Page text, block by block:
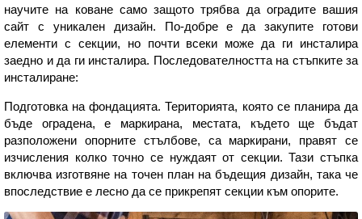
научите на коване само защото трябва да оградите вашия
сайт с уникален дизайн. По-добре е да закупите готови
елементи с секции, но почти всеки може да ги инсталира
заедно и да ги инсталира. Последователността на стъпките за
инсталиране:
Подготовка на фондацията. Територията, която се планира да
бъде оградена, е маркирана, местата, където ще бъдат
разположени опорните стълбове, са маркирани, правят се
изчисления колко точно се нуждаят от секции. Тази стъпка
включва изготвяне на точен план на бъдещия дизайн, така че
впоследствие е лесно да се прикрепят секции към опорите.